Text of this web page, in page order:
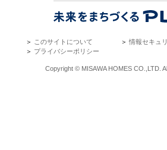
＞ このサイトについて ＞情報セキュ
＞ プライバシーポリシー
Copyright © MISAWA HOMES CO.,LTD.